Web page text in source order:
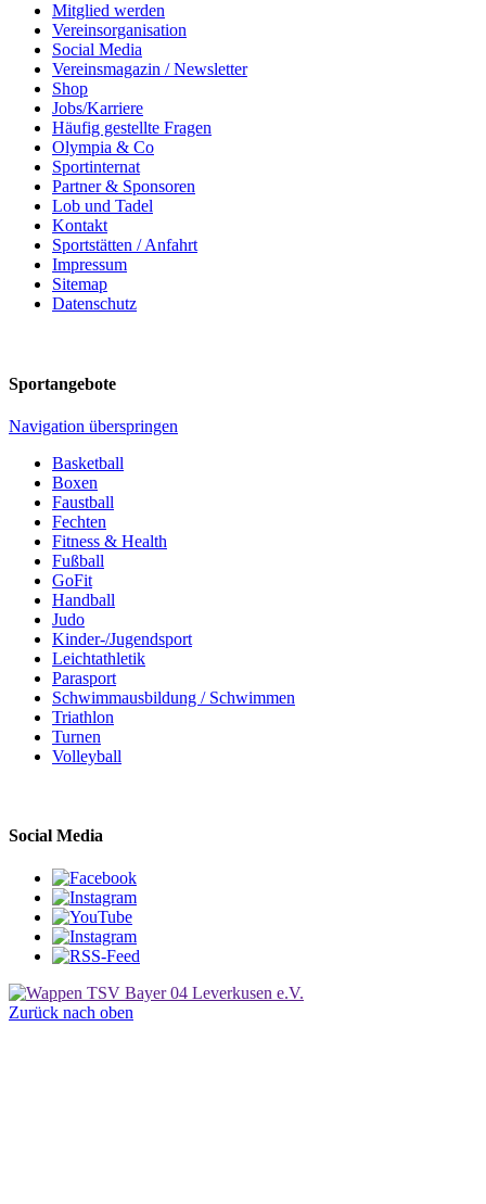
Mitglied werden
Vereinsorganisation
Social Media
Vereinsmagazin / Newsletter
Shop
Jobs/Karriere
Häufig gestellte Fragen
Olympia & Co
Sportinternat
Partner & Sponsoren
Lob und Tadel
Kontakt
Sportstätten / Anfahrt
Impressum
Sitemap
Datenschutz
Sportangebote
Navigation überspringen
Basketball
Boxen
Faustball
Fechten
Fitness & Health
Fußball
GoFit
Handball
Judo
Kinder-/Jugendsport
Leichtathletik
Parasport
Schwimmausbildung / Schwimmen
Triathlon
Turnen
Volleyball
Social Media
Zurück nach oben